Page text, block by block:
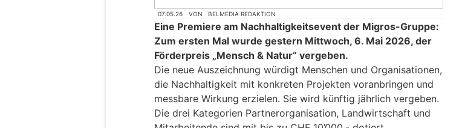
07.05.26 VON BELMEDIA REDAKTION
Eine Premiere am Nachhaltigkeitsevent der Migros-Gruppe:
Zum ersten Mal wurde gestern Mittwoch, 6. Mai 2026, der
Förderpreis „Mensch & Natur“ vergeben.
Die neue Auszeichnung würdigt Menschen und Organisationen,
die Nachhaltigkeit mit konkreten Projekten voranbringen und
messbare Wirkung erzielen. Sie wird künftig jährlich vergeben.
Die drei Kategorien Partnerorganisation, Landwirtschaft und